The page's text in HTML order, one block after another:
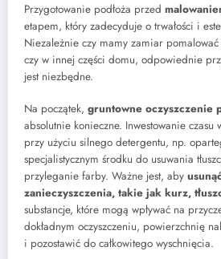
Przygotowanie podłoża przed
etapem, który zadecyduje o trwałości i
Niezależnie czy mamy zamiar pomalować
czy w innej części domu, odpowiednie
jest niezbędne.
Na początek, gruntowne oczyszczenie
absolutnie konieczne. Inwestowanie czasu
przy użyciu silnego detergentu, np.
specjalistycznym środku do usuwania
przyleganie farby. Ważne jest, aby
zanieczyszczenia, takie jak kurz,
substancje, które mogą wpływać na
dokładnym oczyszczeniu, powierzchnię
i pozostawić do całkowitego wyschnięcia.